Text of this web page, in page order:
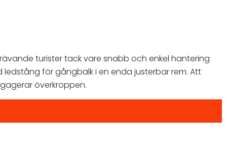
turister tack vare snabb och enkel hantering
för gångbalk i en enda justerbar rem. Att
överkroppen.